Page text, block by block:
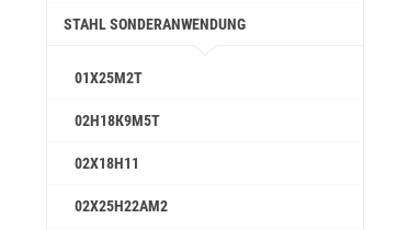
STAHL SONDERANWENDUNG
01Х25М2Т
02Н18К9М5Т
02Х18Н11
02Х25Н22АМ2